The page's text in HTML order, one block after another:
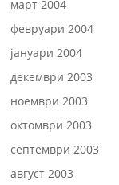
март 2004
февруари 2004
јануари 2004
декември 2003
ноември 2003
октомври 2003
септември 2003
август 2003